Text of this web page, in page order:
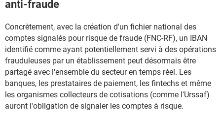
anti-fraude
Concrètement, avec la création d'un fichier national des
comptes signalés pour risque de fraude (FNC-RF), un IBAN
identifié comme ayant potentiellement servi à des opérations
frauduleuses par un établissement peut désormais être
partagé avec l'ensemble du secteur en temps réel. Les
banques, les prestataires de paiement, les fintechs et même
les organismes collecteurs de cotisations (comme l'Urssaf)
auront l'obligation de signaler les comptes à risque.